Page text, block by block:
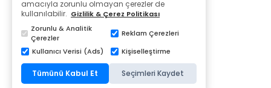
amacıyla zorunlu olmayan çerezler de
kullanılabilir. Gizlilik & Çerez Politikası
Zorunlu & Analitik
Çerezler
Reklam Çerezleri
Kullanıcı Verisi (Ads)
Kişiselleştirme
Tümünü Kabul Et Seçimleri Kaydet